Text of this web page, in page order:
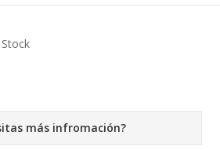
más infromación?